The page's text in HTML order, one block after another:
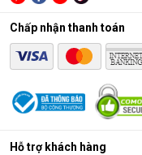
Các chức năng chính
Hỗ trợ khách hàng
Chấp nhận thanh toán